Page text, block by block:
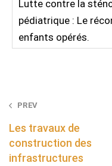
Lutte contre la
pédiatrique : Le
enfants opérés.
Post
navigation
PREV
Les travaux de
construction des
infrastructures